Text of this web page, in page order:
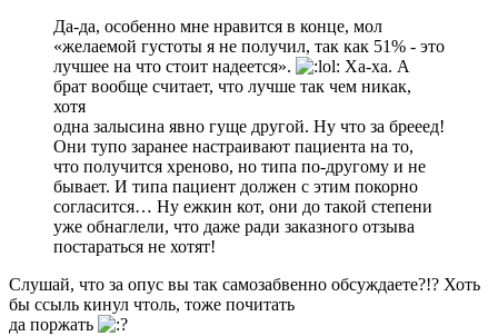
Да-да, особенно мне нравится в конце, мол
«желаемой густоты я не получил, так как 51% - это
лучшее на что стоит надеется».
Ха-ха. А
брат вообще считает, что лучше так чем никак,
хотя
одна залысина явно гуще другой. Ну что за брееед!
Они тупо заранее настраивают пациента на то,
что получится хреново, но типа по-другому и не
бывает. И типа пациент должен с этим покорно
согласится… Ну ежкин кот, они до такой степени
уже обнаглели, что даже ради заказного отзыва
постараться не хотят!
Слушай, что за опус вы так самозабвенно обсуждаете?!? Хоть
бы ссыль кинул чтоль, тоже почитать
да поржать